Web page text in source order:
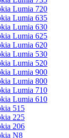
Lumia 720
Lumia 635
Lumia 630
Lumia 625
Lumia 620
Lumia 530
Lumia 520
Lumia 900
Lumia 800
Lumia 710
Lumia 610
515
225
206
N8